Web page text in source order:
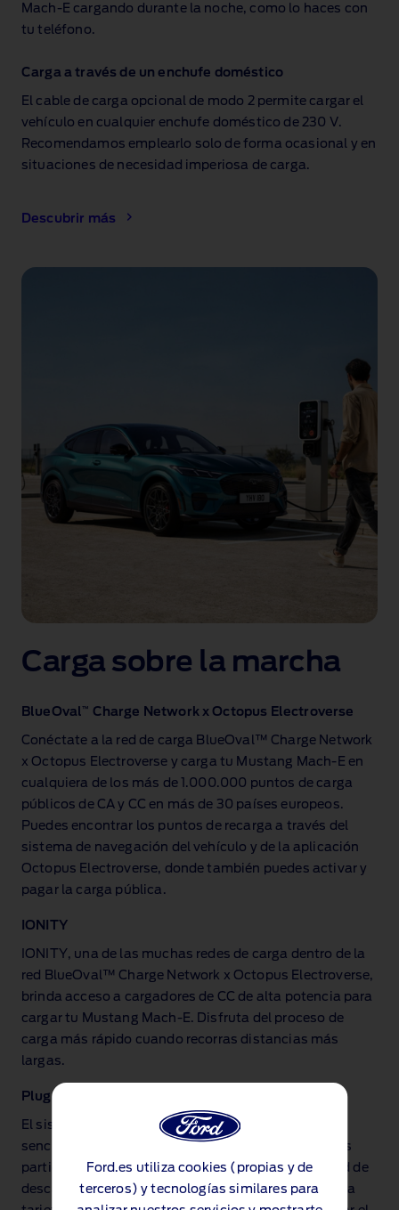
Ford.es utiliza cookies (propias y de
terceros) y tecnologías similares para
Mach‑E cargando durante la noche, como lo haces con
tu teléfono.
Carga a través de un enchufe doméstico
El cable de carga opcional de modo 2 permite cargar el
vehículo en cualquier enchufe doméstico de 230 V.
Recomendamos emplearlo solo de forma ocasional y en
situaciones de necesidad imperiosa de carga.
Descubrir más
Carga sobre la marcha
BlueOval ™ Charge Network x Octopus Electroverse
Conéctate a la red de carga BlueOval™ Charge Network
x Octopus Electroverse y carga tu Mustang Mach‑E en
cualquiera de los más de 1.000.000 puntos de carga
públicos de CA y CC en más de 30 países europeos.
Puedes encontrar los puntos de recarga a través del
sistema de navegación del vehículo y de la aplicación
Octopus Electroverse, donde también puedes activar y
pagar la carga pública.
IONITY
IONITY, una de las muchas redes de carga dentro de la
red BlueOval™ Charge Network x Octopus Electroverse,
brinda acceso a cargadores de CC de alta potencia para
cargar tu Mustang Mach‑E. Disfruta del proceso de
carga más rápido cuando recorras distancias más
largas.
Plug&Charge
El sistema Plug&Charge ofrece una carga rápida y
sencilla de los vehículos eléctricos en las estaciones
participantes (incluida la red IONITY) sin necesidad de
descargarse ninguna aplicación ni de contar con una